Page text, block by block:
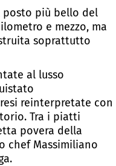
posto più bello del
e mezzo, ma
soprattutto
al lusso
reinterpretate con
Tra i piatti
povera della
chef Massimiliano